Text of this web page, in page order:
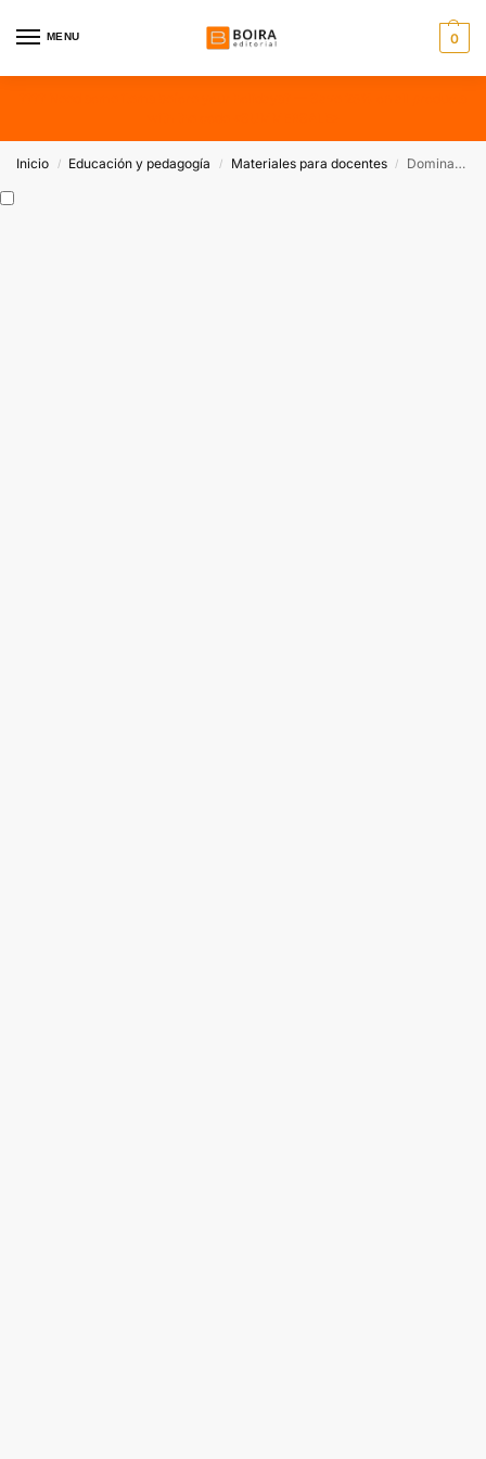
MENU 0
Inicio / Educación y pedagogía / Materiales para docentes / Dominar l’ortografia: el secret per ensenyar ortografia (català)